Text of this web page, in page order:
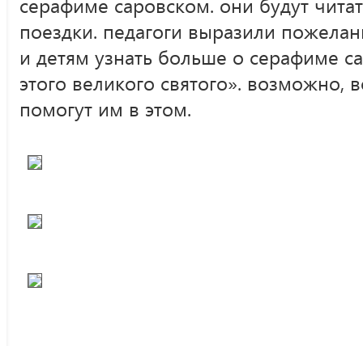
поездки. педагоги выразили
и детям узнать больше о серафиме
этого великого святого». возможно,
помогут им в этом.